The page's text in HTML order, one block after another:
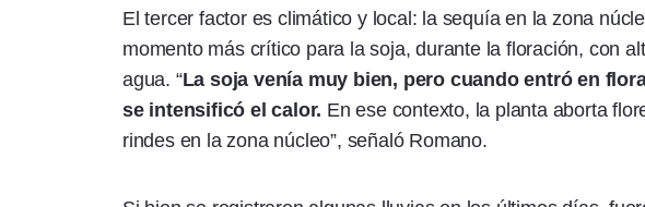
El tercer factor es climático y local: la sequía en la zona
momento más crítico para la soja, durante la floración, con
agua. “La soja venía muy bien, pero cuando entró en
se intensificó el calor. En ese contexto, la planta aborta
rindes en la zona núcleo”, señaló Romano.